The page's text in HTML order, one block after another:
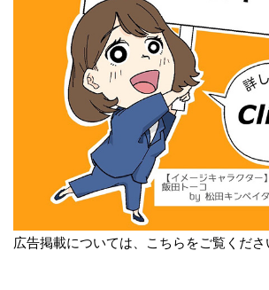
広告掲載については、こちらをご覧くださ